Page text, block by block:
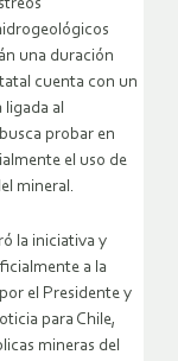
una duración
cuenta con un
al
probar en
el uso de
mineral.
la iniciativa y
a la
el Presidente y
para Chile,
mineras del